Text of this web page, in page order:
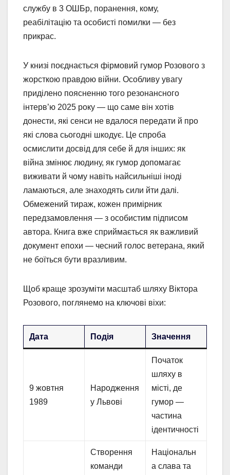
службу в 3 ОШБр, поранення, кому,
реабілітацію та особисті помилки — без
прикрас.
У книзі поєднається фірмовий гумор Розового з
жорсткою правдою війни. Особливу увагу
приділено поясненню того резонансного
інтерв’ю 2025 року — що саме він хотів
донести, які сенси не вдалося передати й про
які слова сьогодні шкодує. Це спроба
осмислити досвід для себе й для інших: як
війна змінює людину, як гумор допомагає
виживати й чому навіть найсильніші іноді
ламаються, але знаходять сили йти далі.
Обмежений тираж, кожен примірник
передзамовлення — з особистим підписом
автора. Книга вже сприймається як важливий
документ епохи — чесний голос ветерана, який
не боїться бути вразливим.
Щоб краще зрозуміти масштаб шляху Віктора
Розового, поглянемо на ключові віхи:
Дата Подія Значення
9 жовтня
1989
Народження
у Львові
Початок
шляху в
місті, де
гумор —
частина
ідентичності
Створення
команди
Національн
а слава та